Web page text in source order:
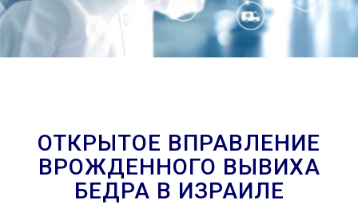
ОТКРЫТОЕ ВПРАВЛЕНИЕ
ВРОЖДЕННОГО ВЫВИХА
БЕДРА В ИЗРАИЛЕ